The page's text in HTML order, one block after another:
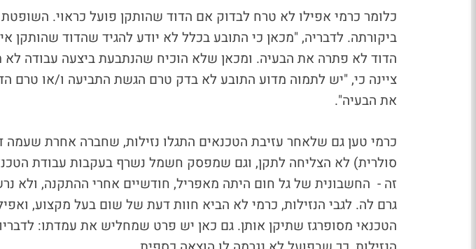
כלומר כרמי אפילו לא טרח לבדוק אם הדוד שהותקן פועל כראוי.
ביקורתה. לדבריה, "מכאן כי התובע בכלל לא יודע להגיד שהדוד שהותקן
הדוד לא פתרה את הבעיה. ומכאן שלא הוכיח שהנתבעת ביצעה עבודה
ציינה כי, "יש לתמוה מדוע התובע לא בדק טרם הגשת התביעה ו/או טרם
את הבעיה".
כרמי טען גם שלאחר עזיבת הטכנאים התגלו נזילות, שחברה אחרת שעמה
סולרית) לא הצליחה לתקן, וגם שמפסק חשמל נשרף בעקבות עבודת
זה - החשבונית של גל חום היתה מאפריל, חודשיים אחרי ההתקנה, ולא
גרם לה. לגבי הנזילות, כרמי לא הביא חוות דעת של שום בעל מקצוע,
הטכנאי מסופרגז שתיקן אותן. גם כאן יש פרט שמחליש את עמדתו: